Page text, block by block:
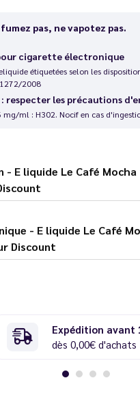
pas, ne vapotez pas.
cigarette électronique
étiquetées selon les
2008
les précautions
mg/ml : H302. Nocif en cas
Mocha 10 ml -
Discount
Expédition avant
dès 0,00€ d'achats